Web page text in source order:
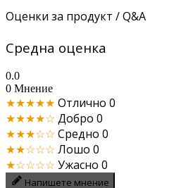
Оценки за продукт / Q&A
Средна оценка
0.0
0 Мнение
★★★★★ Отлично 0
★★★★☆ Добро 0
★★★☆☆ Средно 0
★★☆☆☆ Лошо 0
★☆☆☆☆ Ужасно 0
Напишете мнение